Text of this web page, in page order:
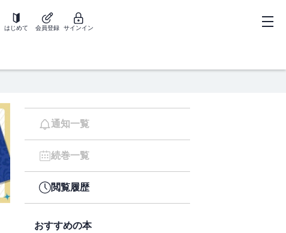
はじめて 会員登録 サインイン
通知一覧
続巻一覧
閲覧履歴
おすすめの本